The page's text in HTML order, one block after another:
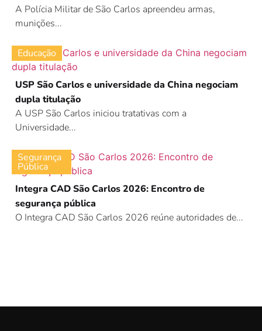
A Polícia Militar de São Carlos apreendeu armas,
munições...
Educação
USP São Carlos e universidade da China negociam
dupla titulação
A USP São Carlos iniciou tratativas com a
Universidade...
Segurança
Pública
Integra CAD São Carlos 2026: Encontro de
segurança pública
O Integra CAD São Carlos 2026 reúne autoridades de...